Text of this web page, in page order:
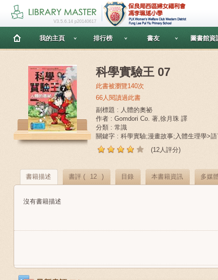
V3.5.6.14 p20140617
我的主頁 排行榜 書友 圖書館資
科學實驗王 07
此書被瀏覽140次
66人閱讀過此書
副標題 : 人體的奧祕
作者 : Gomdori Co. 著,徐月珠 譯
分類 : 常識
關鍵字 : 科學實驗;漫畫故事;入體生理學>
(12人評分)
書籍描述 書評 ( 12 ) 目錄 本書籍資訊 多媒
沒有書籍描述